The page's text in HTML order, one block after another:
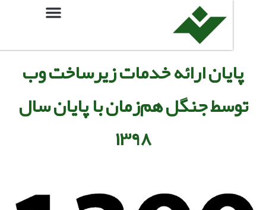
ارائه خدمات زیرساخت وب
جنگل هم‌زمان با پایان سال
۱۳۹۸